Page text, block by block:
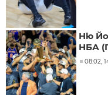
Ню
НБА
08:02,